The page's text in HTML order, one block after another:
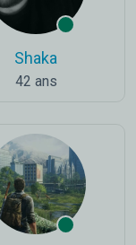
Shaka
42 ans